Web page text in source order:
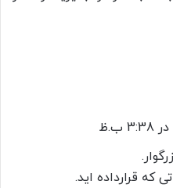
که قرارداده اید.